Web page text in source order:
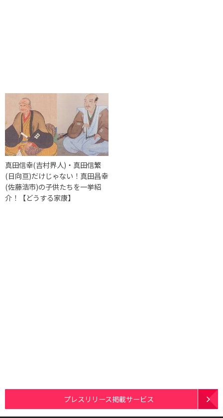
真田信幸(吉村界人)・真田信繁
(日向亘)だけじゃない！真田昌幸
(佐藤浩市)の子供たちを一挙紹
介！【どうする家康】
プレスリリース掲載サービス